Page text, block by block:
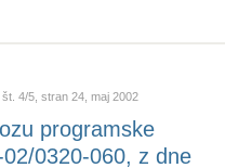
4/5, stran 24, maj 2002
programske
0320-060, z dne